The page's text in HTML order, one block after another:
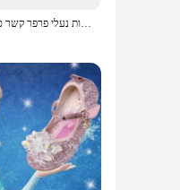
נסיכת נעלי עור ילדים עבור בנות פרח מזדמן נצנצים ילדי גבוהה העקב בנות נעלי פרפר קשר כחול ורוד כסף